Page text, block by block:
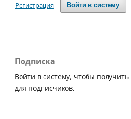
Войти в систему
Регистрация
Подписка
Войти в систему, чтобы получить
для подписчиков.